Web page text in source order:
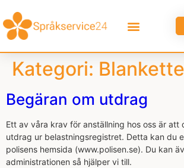
Kategori:
Begäran om utdrag
Ett av våra krav för anställning hos oss är att
utdrag ur belastningsregistret. Detta kan du
polisens hemsida (www.polisen.se). Du kan
administrationen så hjälper vi till.